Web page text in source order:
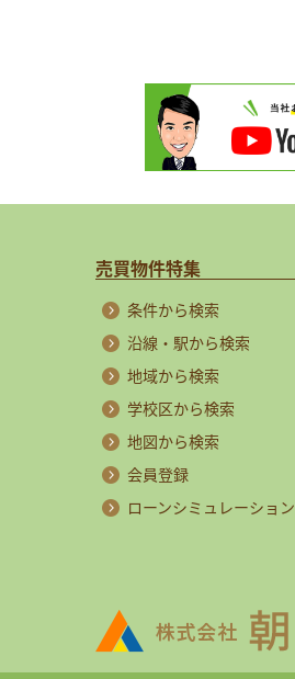
売買物件特集
条件から検索
沿線・駅から検索
地域から検索
学校区から検索
地図から検索
会員登録
ローンシミュレーション